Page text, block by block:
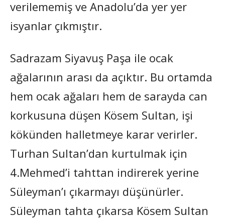
verilememiş ve Anadolu’da yer yer
isyanlar çıkmıştır.
Sadrazam Siyavuş Paşa ile ocak
ağalarının arası da açıktır. Bu ortamda
hem ocak ağaları hem de sarayda can
korkusuna düşen Kösem Sultan, işi
kökünden halletmeye karar verirler.
Turhan Sultan’dan kurtulmak için
4.Mehmed’i tahttan indirerek yerine
Süleyman’ı çıkarmayı düşünürler.
Süleyman tahta çıkarsa Kösem Sultan